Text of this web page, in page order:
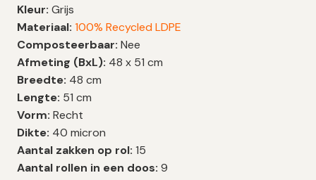
Kleur: Grijs
Materiaal: 100% Recycled LDPE
Composteerbaar: Nee
Afmeting (BxL): 48 x 51 cm
Breedte: 48 cm
Lengte: 51 cm
Vorm: Recht
Dikte: 40 micron
Aantal zakken op rol: 15
Aantal rollen in een doos: 9